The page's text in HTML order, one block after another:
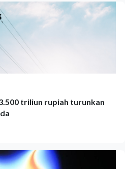
triliun rupiah turunkan